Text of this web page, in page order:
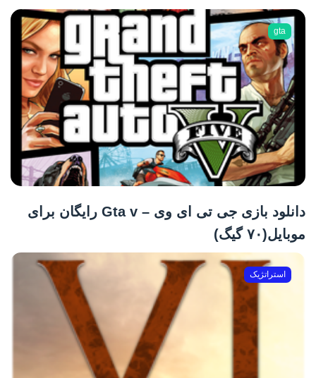
gta
دانلود بازی جی تی ای وی – Gta v رایگان برای
موبایل(۷۰ گیگ)
استراتژیک